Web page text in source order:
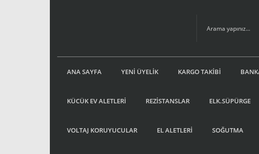
ANA SAYFA YENİ ÜYELİK KARGO TAKİBİ
KÜCÜK EV ALETLERİ REZİSTANSLAR ELK.SÜPÜRGE
VOLTAJ KORUYUCULAR EL ALETLERİ SOĞUTMA